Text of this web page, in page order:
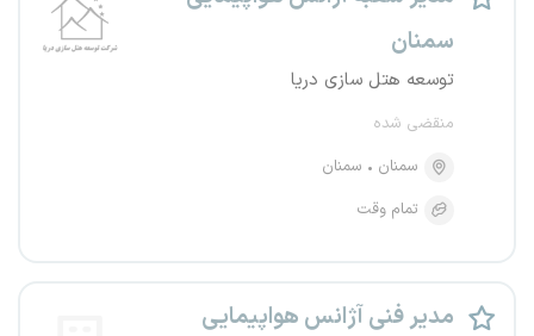
سمنان
توسعه هتل سازی دریا
منقضی شده
سمنان
سمنان
تمام وقت
مدیر فنی آژانس هواپیمایی